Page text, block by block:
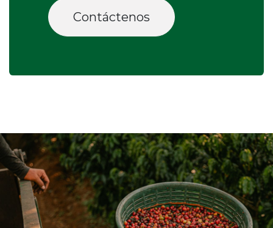
Contáctenos